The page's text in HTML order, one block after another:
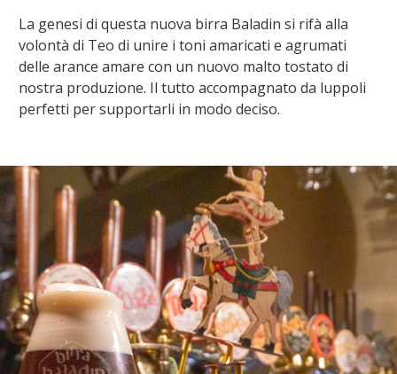
La genesi di questa nuova birra Baladin si rifà alla
volontà di Teo di unire i toni amaricati e agrumati
delle arance amare con un nuovo malto tostato di
nostra produzione. Il tutto accompagnato da luppoli
perfetti per supportarli in modo deciso.